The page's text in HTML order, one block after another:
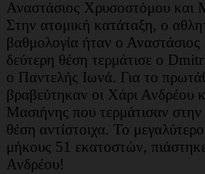
Αναστάσιος Χρυσοστόμου και
Στην ατομική κατάταξη, ο
βαθμολογία ήταν ο
δεύτερη θέση τερμάτισε ο
ο Παντελής Ιωνά. Για το
βραβεύτηκαν οι Χάρι Ανδρέου
Μασιήνης που τερμάτισαν
θέση αντίστοιχα. Το
μήκους 51 εκατοστών,
Ανδρέου!